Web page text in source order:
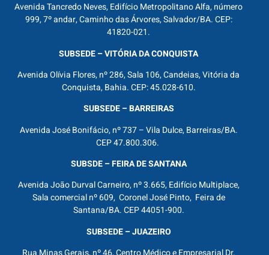
Avenida Tancredo Neves, Edifício Metropolitano Alfa, número
999, 7º andar, Caminho das Árvores, Salvador/BA. CEP:
41820-021.
SUBSEDE – VITÓRIA DA CONQUISTA
Avenida Olívia Flores, nº 286, Sala 106, Candeias, Vitória da
Conquista, Bahia. CEP: 45.028-610.
SUBSEDE – BARREIRAS
Avenida José Bonifácio, nº 737 – Vila Dulce, Barreiras/BA.
CEP 47.800.306.
SUBSDE – FEIRA DE SANTANA
Avenida João Durval Carneiro, nº 3.665, Edifício Multiplace,
Sala comercial nº 609, Coronel José Pinto, Feira de
Santana/BA. CEP 44051-900.
SUBSEDE – JUAZEIRO